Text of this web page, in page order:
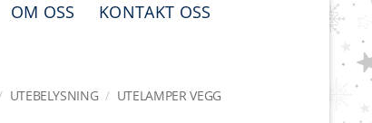
OM OSS KONTAKT OSS
UTEBELYSNING / UTELAMPER VEGG